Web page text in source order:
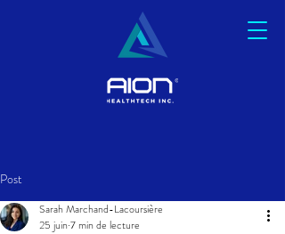
Post
Sarah Marchand-Lacoursière
25 juin7 min de lecture